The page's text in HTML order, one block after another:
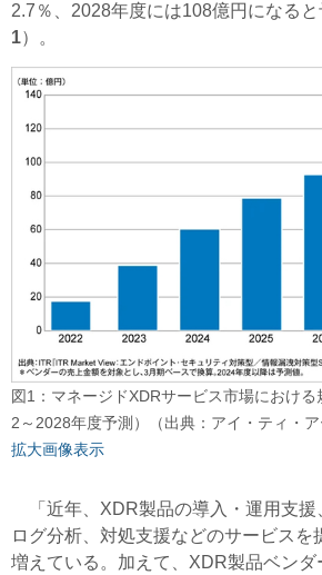
2.7％、2028年度には108億円になる
1）。
図1：マネージドXDRサービス市場におけ
2～2028年度予測）（出典：アイ・ティ・ア
拡大画像表示
「近年、XDR製品の導入・運用支援
ログ分析、対処支援などのサービスを
増えている。加えて、XDR製品ベンダ